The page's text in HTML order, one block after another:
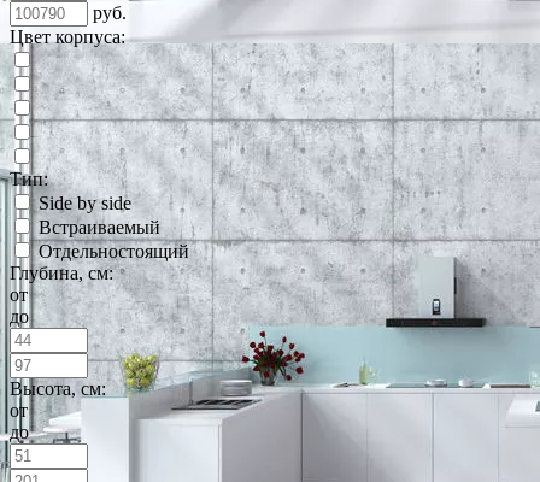
руб.
Цвет корпуса:
Тип:
Side by side
Встраиваемый
Отдельностоящий
Глубина, см:
от
до
Высота, см:
от
до